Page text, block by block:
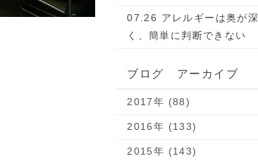
07.26 アレルギーは奥が深
く、簡単に判断できない
ブログ アーカイブ
2017年 (88)
2016年 (133)
2015年 (143)